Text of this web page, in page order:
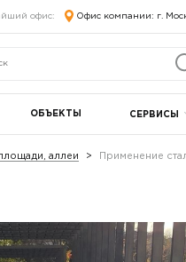
офис: Офис компании: г.
ОБЪЕКТЫ СЕРВИСЫ
аллеи Применение